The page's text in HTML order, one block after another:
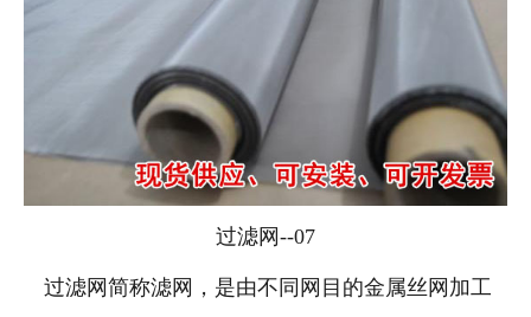
过滤网--07
过滤网简称滤网，是由不同网目的金属丝网加工